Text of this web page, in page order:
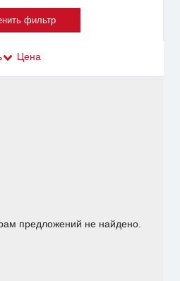
Цена
предложений не найдено.